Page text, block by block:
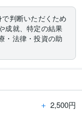
判断いただくため
成就、特定の結果
・法律・投資の助
＋ 2,500円